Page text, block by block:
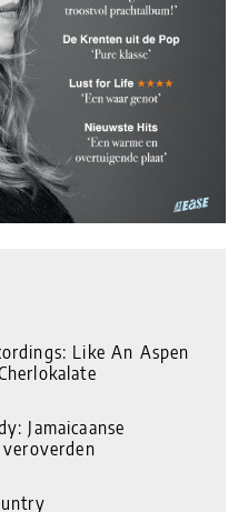
Like An Aspen
Jamaicaanse